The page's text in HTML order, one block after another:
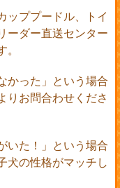
ッププードル、トイ
ーダー直送センター
かった」という場合
りお問合わせくださ
いた！」という場合
犬の性格がマッチし